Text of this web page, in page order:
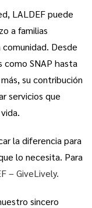
LALDEF puede
a familias
Desde
como SNAP hasta
su contribución
servicios que
la diferencia para
lo necesita. Para
– GiveLively.
sincero